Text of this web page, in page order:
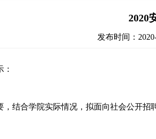
2020
发布时间：
合学院实际情况，拟面向社会公开招